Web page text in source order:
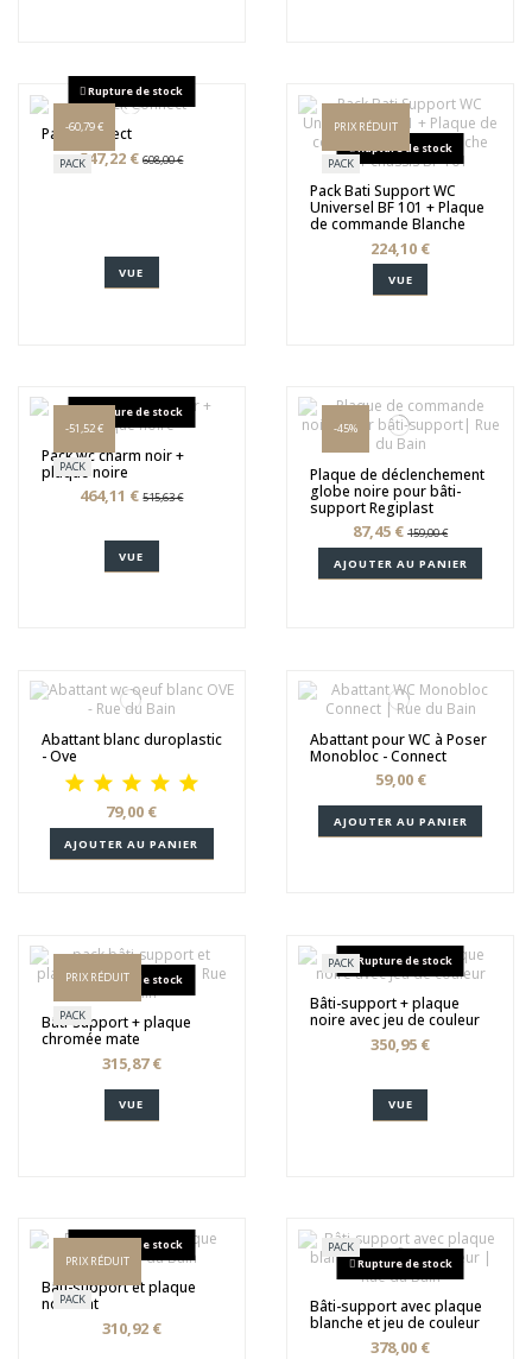
-60,79 €
PACK
Rupture de stock
Pack Connect
547,22 €608,00 €
VUE
PRIX RÉDUIT
PACK
Rupture de stock
Pack Bati Support WC
Universel BF 101 + Plaque
de commande Blanche
224,10 €
VUE
-51,52 €
PACK
Rupture de stock
Pack wc charm noir +
plaque noire
464,11 €515,63 €
VUE
-45%
Plaque de déclenchement
globe noire pour bâti-
support Regiplast
87,45 €159,00 €
AJOUTER AU PANIER
Abattant blanc duroplastic
- Ove
79,00 €
AJOUTER AU PANIER
Abattant pour WC à Poser
Monobloc - Connect
59,00 €
AJOUTER AU PANIER
PRIX RÉDUIT
PACK
Rupture de stock
Bâti-support + plaque
chromée mate
315,87 €
VUE
PACK Rupture de stock
Bâti-support + plaque
noire avec jeu de couleur
350,95 €
VUE
PRIX RÉDUIT
PACK
Rupture de stock
Bâti-support et plaque
noir mat
310,92 €
PACK
Rupture de stock
Bâti-support avec plaque
blanche et jeu de couleur
378,00 €